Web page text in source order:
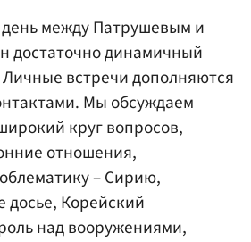
между Патрушевым и
достаточно динамичный
встречи дополняются
Мы обсуждаем
круг вопросов,
отношения,
– Сирию,
досье, Корейский
над вооружениями,